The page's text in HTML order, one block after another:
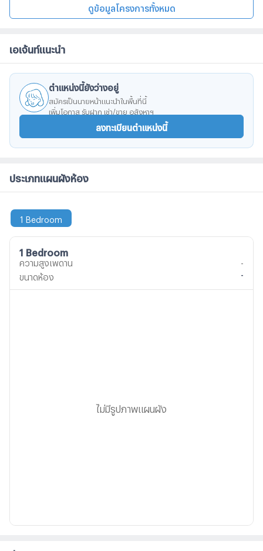
รถไฟฟ้าสายสีเขียว พื้นที่ส่วนกลางจัดเต็มใกล้สนามบิน โครงการ
ก็มีบริการ Shuttle Car รับ-ส่งไปสถานีคูคต สิ่งอำนวยความ
ดอนเมือง -ใกล้รถไฟฟ้าสายสีเขียว สถานีคูคต -Lotus ลำลูกกา,
ตลาดนานาเจริญ
ดูข้อมูลโครงการทั้งหมด
เอเจ้นท์แนะนำ
ตำแหน่งนี้ยังว่างอยู่
สมัครเป็นนายหน้าแนะนำในพื้นที่นี้
เพิ่มโอกาส รับฝาก เช่า/ขาย อสังหาฯ
ลงทะเบียนตำแหน่งนี้
ประเภทแผนผังห้อง
1 Bedroom
1 Bedroom
ความสูงเพดาน
ขนาดห้อง
ไม่มีรูปภาพแผนผัง